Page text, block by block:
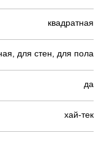
квадратная
для стен, для пола
да
хай-тек